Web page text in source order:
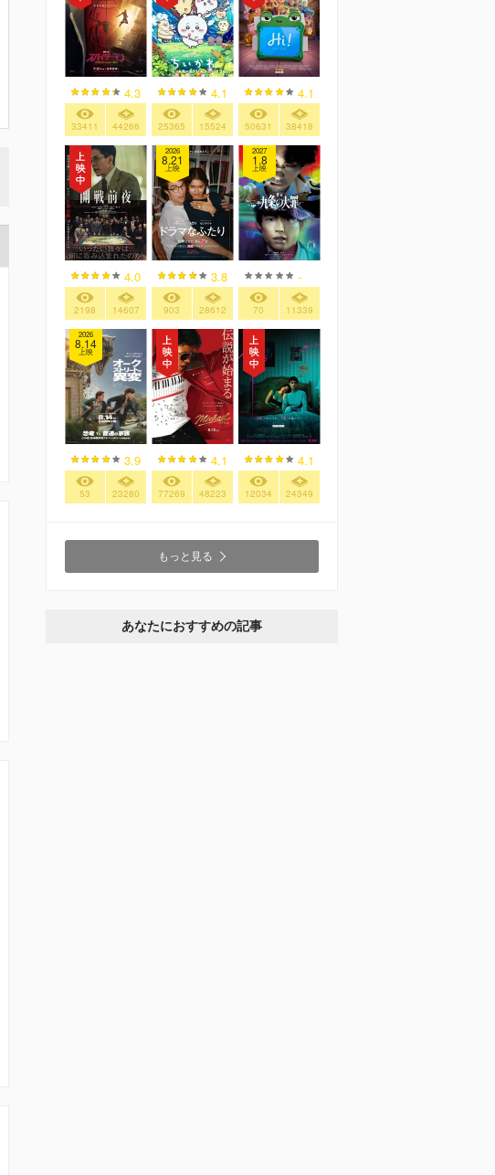
4.3
33411 44266
4.1
25365 15524
4.1
50631 38418
4.0
2198 14607
2026
8.21
上映
3.8
903 28612
2027
1.8
上映
-
70 11339
2026
8.14
上映
3.9
53 23280
4.1
77269 48223
4.1
12034 24349
もっと見る
あなたにおすすめの記事